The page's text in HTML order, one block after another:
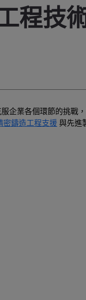
程技
企業各個環節的挑戰
密鑄造工程支援與先進